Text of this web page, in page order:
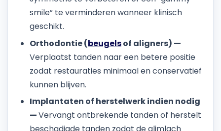
smile” te verminderen wanneer klinisch
geschikt.
Orthodontie (beugelsof aligners) —
Verplaatst tanden naar een betere positie
zodat restauraties minimaal en conservatief
kunnen blijven.
Implantaten of herstelwerk indien nodig
—Vervangt ontbrekende tanden of herstelt